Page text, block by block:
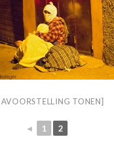
TONEN]
◄ 1 2